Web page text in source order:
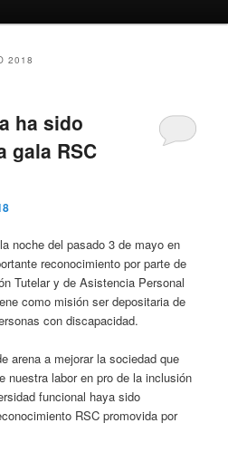
2018
ha sido
gala RSC
noche del pasado 3 de mayo en
reconocimiento por parte de
Tutelar y de Asistencia Personal
como misión ser depositaria de
con discapacidad.
arena a mejorar la sociedad que
nuestra labor en pro de la inclusión
funcional haya sido
RSC promovida por